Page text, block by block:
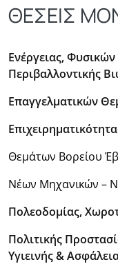
ΘΕΣΕΙΣ
Ενέργειας,
Περιβαλλοντικής
Επαγγελματικών
Θεμάτων Βορείου
Νέων Μηχανικών –
Πολεοδομίας,
Πολιτικής
Υγιεινής &